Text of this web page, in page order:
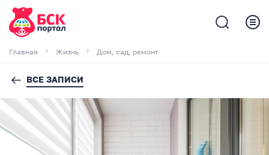
Главная Жизнь Дом, сад, ремонт
ВСЕ ЗАПИСИ